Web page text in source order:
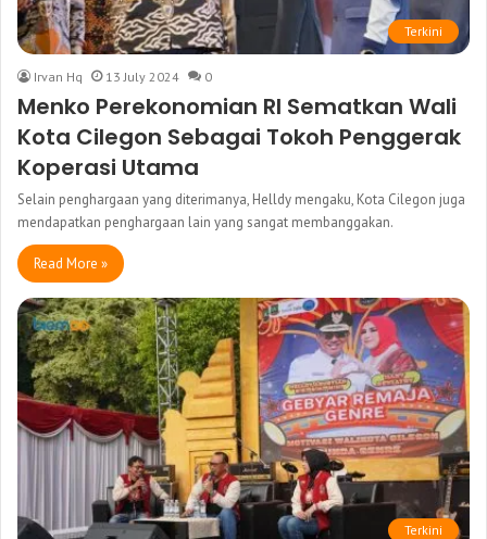
Terkini
Irvan Hq 13 July 2024 0
Menko Perekonomian RI Sematkan Wali
Kota Cilegon Sebagai Tokoh Penggerak
Koperasi Utama
Selain penghargaan yang diterimanya, Helldy mengaku, Kota Cilegon juga
mendapatkan penghargaan lain yang sangat membanggakan.
Read More »
Terkini